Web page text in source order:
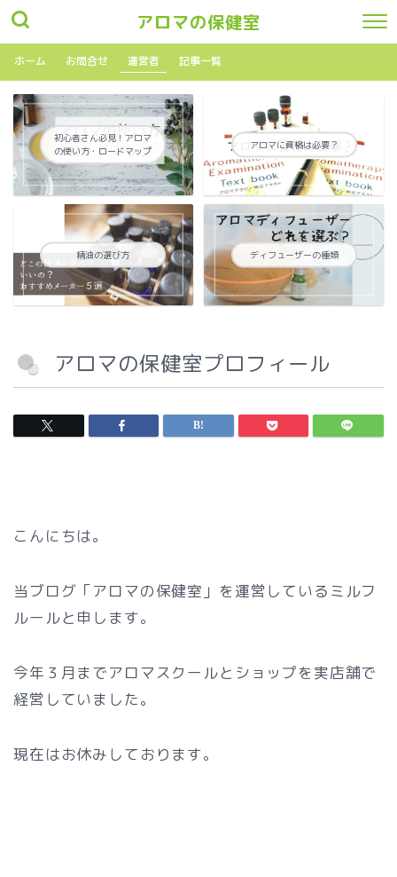
アロマの保健室
ホーム お問合せ 運営者 記事一覧
初心者さん必見！アロマ
の使い方・ロードマップ
アロマに資格は必要？
精油の選び方 ディフューザーの種類
アロマの保健室プロフィール
こんにちは。
当ブログ「アロマの保健室」を運営しているミルフ
ルールと申します。
今年３月までアロマスクールとショップを実店舗で
経営していました。
現在はお休みしております。